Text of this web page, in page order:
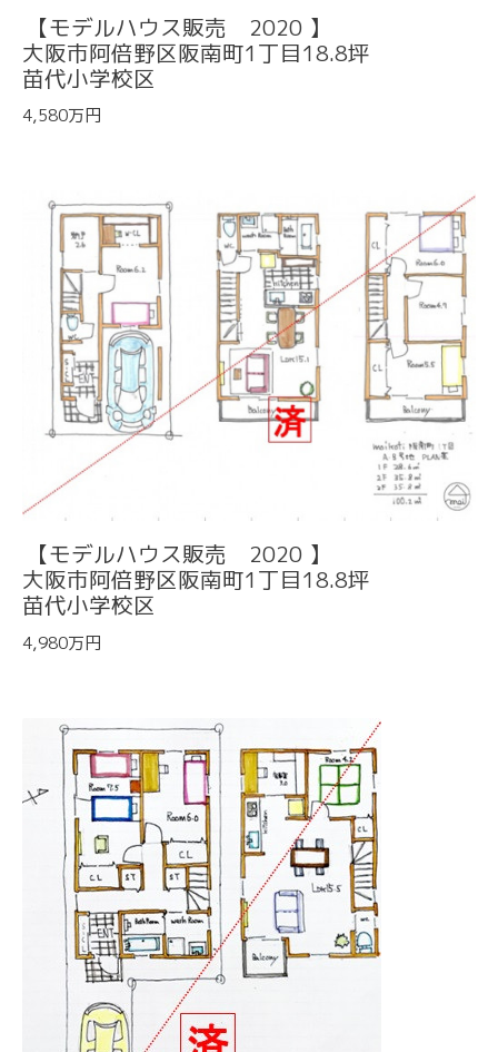
【モデルハウス販売 2020 】
大阪市阿倍野区阪南町1丁目18.8坪
苗代小学校区
4,580万円
【モデルハウス販売 2020 】
大阪市阿倍野区阪南町1丁目18.8坪
苗代小学校区
4,980万円